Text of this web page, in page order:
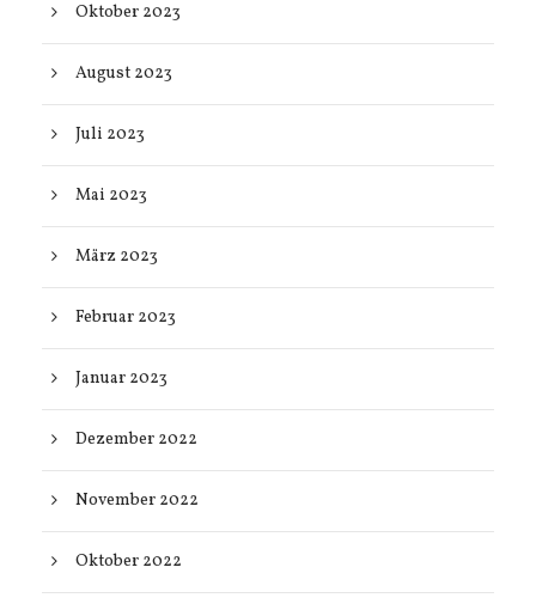
Oktober 2023
August 2023
Juli 2023
Mai 2023
März 2023
Februar 2023
Januar 2023
Dezember 2022
November 2022
Oktober 2022